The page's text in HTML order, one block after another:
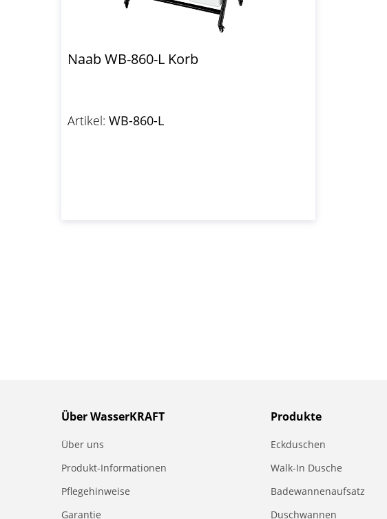
Naab WB-860-L Korb
Artikel: WB-860-L
Über WasserKRAFT
Über uns
Produkt-Informationen
Pflegehinweise
Garantie
Produkte
Eckduschen
Walk-In Dusche
Badewannenaufsatz
Duschwannen